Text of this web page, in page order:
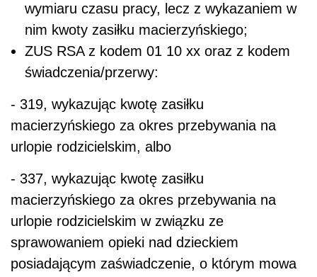
wymiaru czasu pracy, lecz z wykazaniem w
nim kwoty zasiłku macierzyńskiego;
ZUS RSA z kodem 01 10 xx oraz z kodem
świadczenia/przerwy:
- 319, wykazując kwotę zasiłku
macierzyńskiego za okres przebywania na
urlopie rodzicielskim, albo
- 337, wykazując kwotę zasiłku
macierzyńskiego za okres przebywania na
urlopie rodzicielskim w związku ze
sprawowaniem opieki nad dzieckiem
posiadającym zaświadczenie, o którym mowa